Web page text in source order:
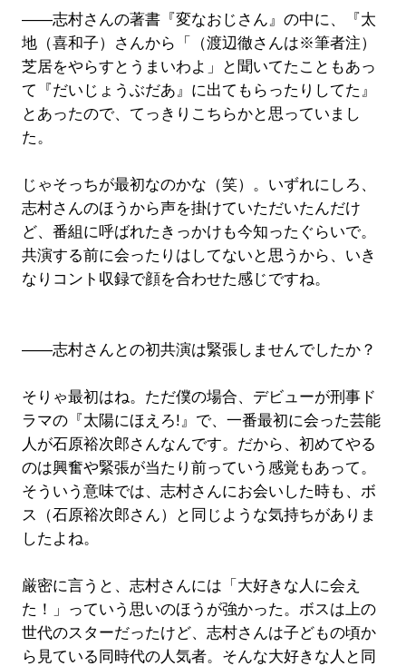
――志村さんの著書『変なおじさん』の中に、『太
地（喜和子）さんから「（渡辺徹さんは※筆者注）
芝居をやらすとうまいわよ」と聞いてたこともあっ
て『だいじょうぶだあ』に出てもらったりしてた』
とあったので、てっきりこちらかと思っていまし
た。
じゃそっちが最初なのかな（笑）。いずれにしろ、
志村さんのほうから声を掛けていただいたんだけ
ど、番組に呼ばれたきっかけも今知ったぐらいで。
共演する前に会ったりはしてないと思うから、いき
なりコント収録で顔を合わせた感じですね。
――志村さんとの初共演は緊張しませんでしたか？
そりゃ最初はね。ただ僕の場合、デビューが刑事ド
ラマの『太陽にほえろ!』で、一番最初に会った芸能
人が石原裕次郎さんなんです。だから、初めてやる
のは興奮や緊張が当たり前っていう感覚もあって。
そういう意味では、志村さんにお会いした時も、ボ
ス（石原裕次郎さん）と同じような気持ちがありま
したよね。
厳密に言うと、志村さんには「大好きな人に会え
た！」っていう思いのほうが強かった。ボスは上の
世代のスターだったけど、志村さんは子どもの頃か
ら見ている同時代の人気者。そんな大好きな人と同